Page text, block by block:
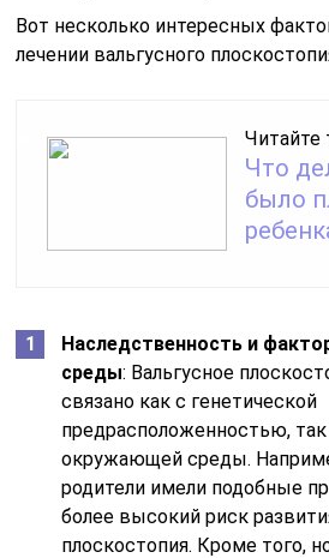
Вот несколько интересных
лечении вальгусного
Читайте
Что
было
Наследственность и
среды: Вальгусное
связано как с генетической
предрасположенностью,
окружающей среды.
родители имели подобные
более высокий риск
плоскостопия. Кроме того,